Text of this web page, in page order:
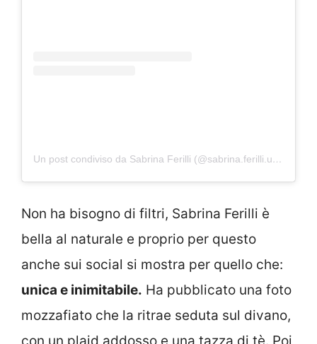
Un post condiviso da Sabrina Ferilli (@sabrina.ferilli.ufficiale)
Non ha bisogno di filtri, Sabrina Ferilli è
bella al naturale e proprio per questo
anche sui social si mostra per quello che:
unica e inimitabile. Ha pubblicato una foto
mozzafiato che la ritrae seduta sul divano,